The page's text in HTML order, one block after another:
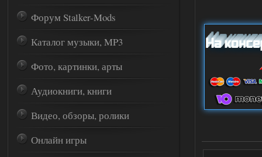
Форум Stalker-Mods
Каталог музыки, MP3
Фото, картинки, арты
Аудиокниги, книги
Видео, обзоры, ролики
Онлайн игры